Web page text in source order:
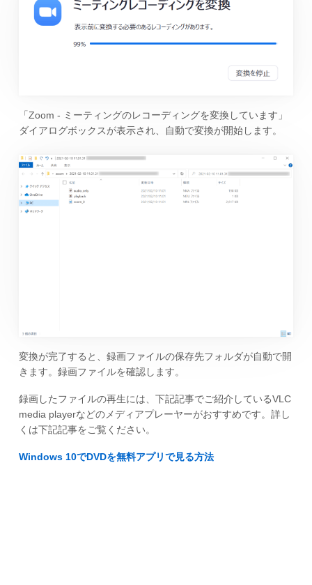
「Zoom - ミーティングのレコーディングを変換しています」
ダイアログボックスが表示され、自動で変換が開始します。
変換が完了すると、録画ファイルの保存先フォルダが自動で開
きます。録画ファイルを確認します。
録画したファイルの再生には、下記記事でご紹介しているVLC
media playerなどのメディアプレーヤーがおすすめです。詳し
くは下記記事をご覧ください。
Windows 10でDVDを無料アプリで見る方法